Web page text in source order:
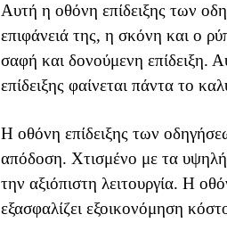
Αυτή η οθόνη επίδειξης των
επιφάνειά της, η σκόνη και ο
σαφή και δονούμενη επίδειξη.
επίδειξης φαίνεται πάντα το
Η οθόνη επίδειξης των
απόδοση. Χτισμένο με τα
την αξιόπιστη λειτουργία. Η
εξασφαλίζει εξοικονόμηση